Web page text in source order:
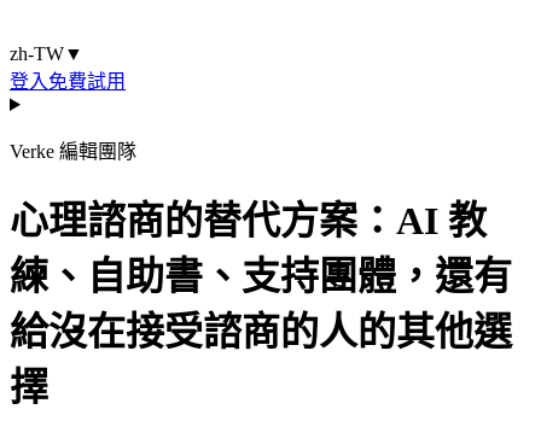
zh-TW▼
登入 免費試用
Verke 編輯團隊
心理諮商的替代方案：AI 教
練、自助書、支持團體，還有
給沒在接受諮商的人的其他選
擇